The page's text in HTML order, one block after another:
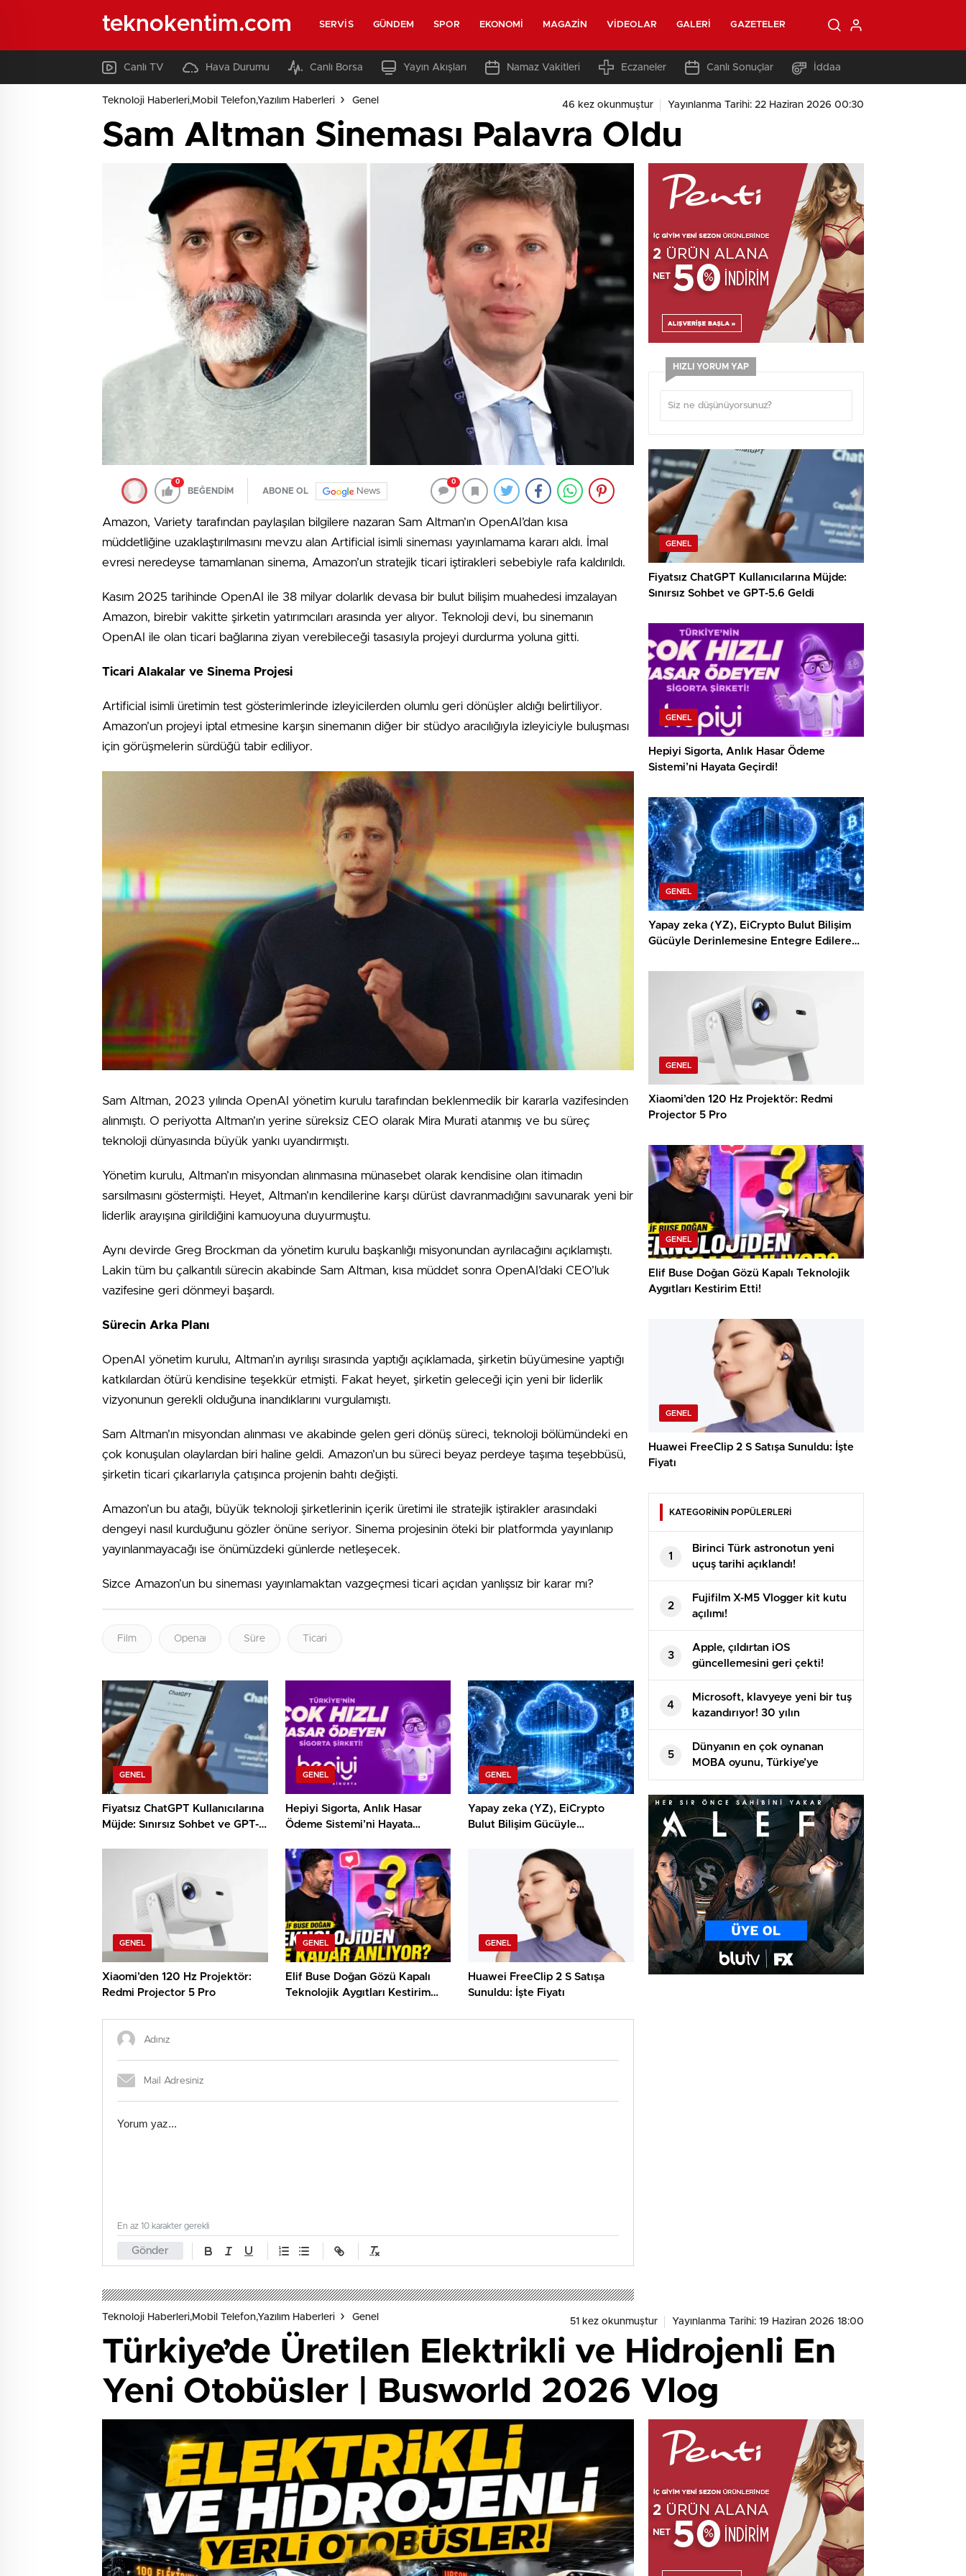
teknokentim.com SERVIS GÜNDEM SPOR EKONOMI MAGAZIN VIDEOLAR GALERI GAZETELER
Canlı TV Hava Durumu Canlı Borsa Yayın Akışları Namaz Vakitleri Eczaneler Canlı Sonuçlar İddaa
Teknoloji Haberleri,Mobil Telefon,Yazılım Haberleri Genel 46 kez okunmuştur Yayınlanma Tarihi: 22 Haziran 2026 00:30
Sam Altman Sineması Palavra Oldu
0
BEĞENDİM ABONE OL News
0
Amazon, Variety tarafından paylaşılan bilgilere nazaran Sam Altman’ın OpenAI’dan kısa
müddetliğine uzaklaştırılmasını mevzu alan Artificial isimli sineması yayınlamama kararı aldı. İmal
evresi neredeyse tamamlanan sinema, Amazon’un stratejik ticari iştirakleri sebebiyle rafa kaldırıldı.
Kasım 2025 tarihinde OpenAI ile 38 milyar dolarlık devasa bir bulut bilişim muahedesi imzalayan
Amazon, birebir vakitte şirketin yatırımcıları arasında yer alıyor. Teknoloji devi, bu sinemanın
OpenAI ile olan ticari bağlarına ziyan verebileceği tasasıyla projeyi durdurma yoluna gitti.
Ticari Alakalar ve Sinema Projesi
Artificial isimli üretimin test gösterimlerinde izleyicilerden olumlu geri dönüşler aldığı belirtiliyor.
Amazon’un projeyi iptal etmesine karşın sinemanın diğer bir stüdyo aracılığıyla izleyiciyle buluşması
için görüşmelerin sürdüğü tabir ediliyor.
Sam Altman, 2023 yılında OpenAI yönetim kurulu tarafından beklenmedik bir kararla vazifesinden
alınmıştı. O periyotta Altman’ın yerine süreksiz CEO olarak Mira Murati atanmış ve bu süreç
teknoloji dünyasında büyük yankı uyandırmıştı.
Yönetim kurulu, Altman’ın misyondan alınmasına münasebet olarak kendisine olan itimadın
sarsılmasını göstermişti. Heyet, Altman’ın kendilerine karşı dürüst davranmadığını savunarak yeni bir
liderlik arayışına girildiğini kamuoyuna duyurmuştu.
Aynı devirde Greg Brockman da yönetim kurulu başkanlığı misyonundan ayrılacağını açıklamıştı.
Lakin tüm bu çalkantılı sürecin akabinde Sam Altman, kısa müddet sonra OpenAI’daki CEO’luk
vazifesine geri dönmeyi başardı.
Sürecin Arka Planı
OpenAI yönetim kurulu, Altman’ın ayrılışı sırasında yaptığı açıklamada, şirketin büyümesine yaptığı
katkılardan ötürü kendisine teşekkür etmişti. Fakat heyet, şirketin geleceği için yeni bir liderlik
vizyonunun gerekli olduğuna inandıklarını vurgulamıştı.
Sam Altman’ın misyondan alınması ve akabinde gelen geri dönüş süreci, teknoloji bölümündeki en
çok konuşulan olaylardan biri haline geldi. Amazon’un bu süreci beyaz perdeye taşıma teşebbüsü,
şirketin ticari çıkarlarıyla çatışınca projenin bahtı değişti.
Amazon’un bu atağı, büyük teknoloji şirketlerinin içerik üretimi ile stratejik iştirakler arasındaki
dengeyi nasıl kurduğunu gözler önüne seriyor. Sinema projesinin öteki bir platformda yayınlanıp
yayınlanmayacağı ise önümüzdeki günlerde netleşecek.
Sizce Amazon’un bu sineması yayınlamaktan vazgeçmesi ticari açıdan yanlışsız bir karar mı?
Film Openaı Süre Ticari
GENEL
Fiyatsız ChatGPT Kullanıcılarına
Müjde: Sınırsız Sohbet ve GPT-
GENEL
Hepiyi Sigorta, Anlık Hasar
Ödeme Sistemi’ni Hayata
GENEL
Yapay zeka (YZ), EiCrypto
Bulut Bilişim Gücüyle
Edilerek, Türklerin Ayda 12.120
Dolar Pasif Gelir Elde
Etmelerine Basitçe Yardımcı
GENEL
Xiaomi’den 120 Hz Projektör:
Redmi Projector 5 Pro
GENEL
Elif Buse Doğan Gözü Kapalı
Teknolojik Aygıtları Kestirim
GENEL
Huawei FreeClip 2 S Satışa
Sunuldu: İşte Fiyatı
Gönder
En az 10 karakter gerekli
HIZLI YORUM YAP
GENEL
Fiyatsız ChatGPT Kullanıcılarına Müjde:
Sınırsız Sohbet ve GPT-5.6 Geldi
GENEL
Hepiyi Sigorta, Anlık Hasar Ödeme
Sistemi’ni Hayata Geçirdi!
GENEL
Yapay zeka (YZ), EiCrypto Bulut Bilişim
Gücüyle Derinlemesine Entegre Edilerek,
Elde Etmelerine Basitçe Yardımcı Oluyor
GENEL
Xiaomi’den 120 Hz Projektör: Redmi
Projector 5 Pro
GENEL
Elif Buse Doğan Gözü Kapalı Teknolojik
Aygıtları Kestirim Etti!
GENEL
Huawei FreeClip 2 S Satışa Sunuldu: İşte
Fiyatı
KATEGORİNİN POPÜLERLERİ
1
Birinci Türk astronotun yeni
uçuş tarihi açıklandı!
2
Fujifilm X-M5 Vlogger kit kutu
açılımı!
3
Apple, çıldırtan iOS
güncellemesini geri çekti!
4
Microsoft, klavyeye yeni bir tuş
kazandırıyor! 30 yılın
ardından…
5
Dünyanın en çok oynanan
MOBA oyunu, Türkiye’ye
geliyor!
Teknoloji Haberleri,Mobil Telefon,Yazılım Haberleri Genel 51 kez okunmuştur Yayınlanma Tarihi: 19 Haziran 2026 18:00
Türkiye’de Üretilen Elektrikli ve Hidrojenli En
Yeni Otobüsler | Busworld 2026 Vlog